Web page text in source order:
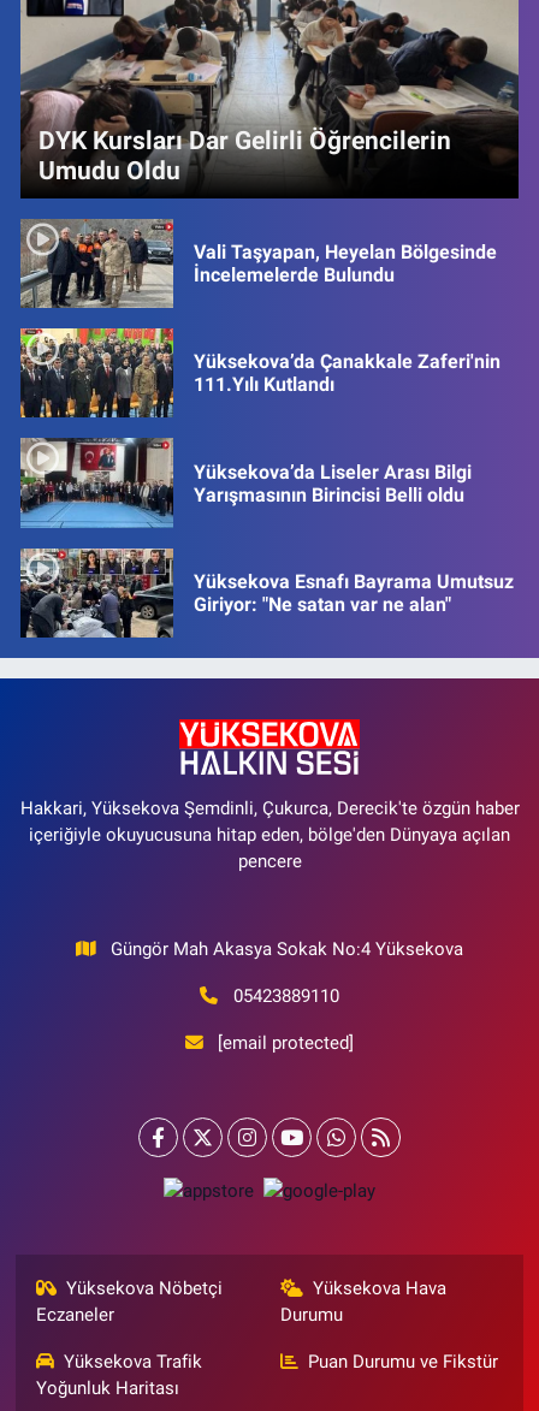
DYK Kursları Dar Gelirli Öğrencilerin
Umudu Oldu
Vali Taşyapan, Heyelan Bölgesinde
İncelemelerde Bulundu
Yüksekova’da Çanakkale Zaferi'nin
111.Yılı Kutlandı
Yüksekova’da Liseler Arası Bilgi
Yarışmasının Birincisi Belli oldu
Yüksekova Esnafı Bayrama Umutsuz
Giriyor: "Ne satan var ne alan"
Hakkari, Yüksekova Şemdinli, Çukurca, Derecik'te özgün haber
içeriğiyle okuyucusuna hitap eden, bölge'den Dünyaya açılan
pencere
Güngör Mah Akasya Sokak No:4 Yüksekova
05423889110
[email protected]
Yüksekova Nöbetçi
Eczaneler
Yüksekova Hava
Durumu
Yüksekova Trafik
Yoğunluk Haritası
Puan Durumu ve Fikstür